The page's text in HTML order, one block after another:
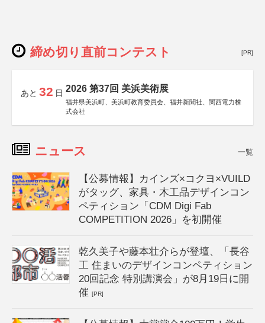
締め切り直前コンテスト [PR]
あと 32 日 2026 第37回 美浜美術展
福井県美浜町、美浜町教育委員会、福井新聞社、関西電力株
式会社
ニュース 一覧
【公募情報】カインズ×コクヨ×VUILD
がタッグ、家具・木工品デザインコン
ペティション「CDM Digi Fab
COMPETITION 2026」を初開催
乾久美子や藤本壮介らが登壇、「長谷
工 住まいのデザインコンペティション
20回記念 特別講演会」が8月19日に開
催[PR]